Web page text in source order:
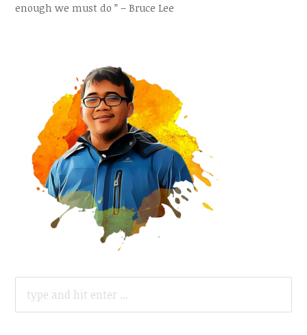
enough we must do ” – Bruce Lee
FOR: